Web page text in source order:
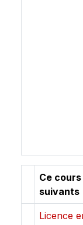
Ce
suivants
Licence